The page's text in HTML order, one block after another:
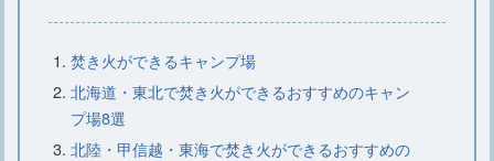
キャンプファイヤーで楽しむゲームの
ポイントとおすすめの遊び方
焚き火ができるキャンプ場
北海道・東北で焚き火ができるおすすめのキャン
プ場8選
北陸・甲信越・東海で焚き火ができるおすすめの